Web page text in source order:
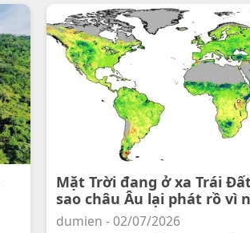
Mặt Trời đang ở xa Trái
sao châu Âu lại phát rồ vì
dumien - 02/07/2026